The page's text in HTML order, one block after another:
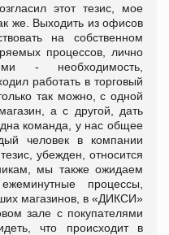
этот тезис, мое
же. Выходить из офисов
на собственном
процессов, лично
- необходимость,
работать в торговый
так можно, с одной
а с другой, дать
команда, у нас общее
человек в компании
убежден, относится
мы также ожидаем
процессы,
магазинов, в «ДИКСИ»
зале с покупателями
что происходит в